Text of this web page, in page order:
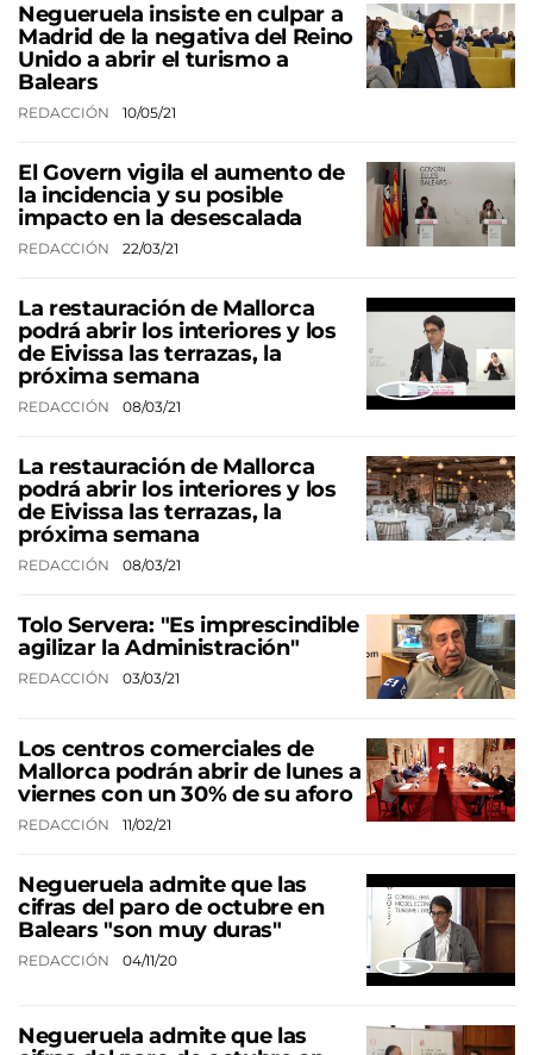
Negueruela insiste en culpar a
Madrid de la negativa del Reino
Unido a abrir el turismo a
Balears
REDACCIÓN 10/05/21
El Govern vigila el aumento de
la incidencia y su posible
impacto en la desescalada
REDACCIÓN 22/03/21
La restauración de Mallorca
podrá abrir los interiores y los
de Eivissa las terrazas, la
próxima semana
REDACCIÓN 08/03/21
La restauración de Mallorca
podrá abrir los interiores y los
de Eivissa las terrazas, la
próxima semana
REDACCIÓN 08/03/21
Tolo Servera: "Es imprescindible
agilizar la Administración"
REDACCIÓN 03/03/21
Los centros comerciales de
Mallorca podrán abrir de lunes a
viernes con un 30% de su aforo
REDACCIÓN 11/02/21
Negueruela admite que las
cifras del paro de octubre en
Balears "son muy duras"
REDACCIÓN 04/11/20
Negueruela admite que las